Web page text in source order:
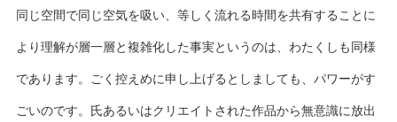
同じ空間で同じ空気を吸い、等しく流れる時間を共有することに
より理解が層一層と複雑化した事実というのは、わたくしも同様
であります。ごく控えめに申し上げるとしましても、パワーがす
ごいのです。氏あるいはクリエイトされた作品から無意識に放出